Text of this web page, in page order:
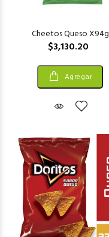
Cheetos Queso X94g
$3,130.20
Agregar